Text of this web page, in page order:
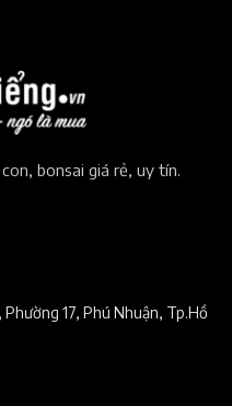
bonsai giá rẻ, uy tín.​
17, Phú Nhuận, Tp.Hồ